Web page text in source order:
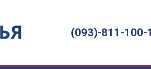
(093)-811-100-1